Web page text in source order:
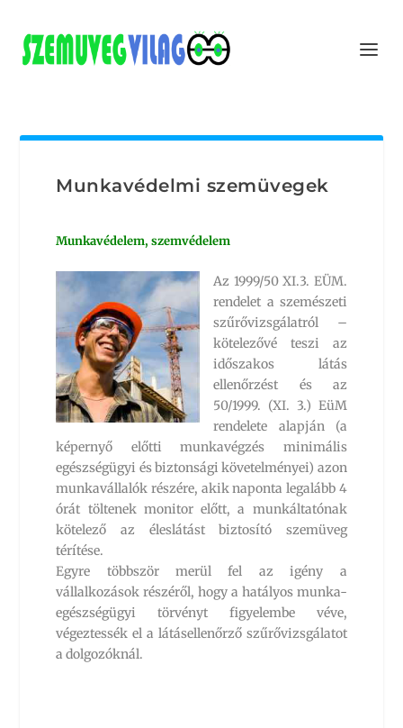
Munkavédelmi szemüvegek
Munkavédelem, szemvédelem
Az 1999/50 XI.3. EÜM.
rendelet a szemészeti
szűrővizsgálatról –
kötelezővé teszi az
időszakos látás
ellenőrzést és az
50/1999. (XI. 3.) EüM
rendelete alapján (a
képernyő előtti munkavégzés minimális
egészségügyi és biztonsági követelményei) azon
munkavállalók részére, akik naponta legalább 4
órát töltenek monitor előtt, a munkáltatónak
kötelező az éleslátást biztosító szemüveg
térítése.
Egyre többször merül fel az igény a
vállalkozások részéről, hogy a hatályos munka-
egészségügyi törvényt figyelembe véve,
végeztessék el a látásellenőrző szűrővizsgálatot
a dolgozóknál.